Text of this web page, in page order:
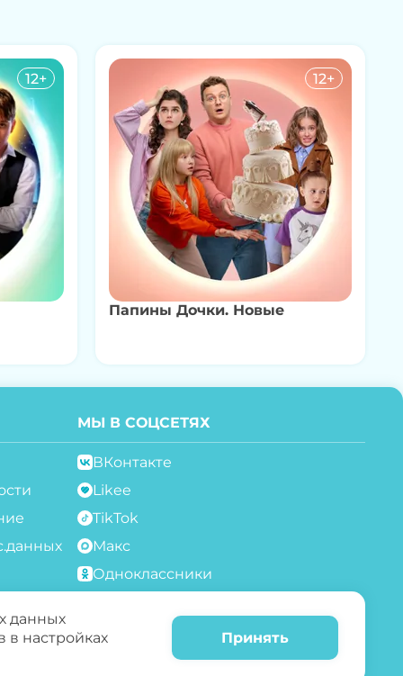
12+ 12+
Папины Дочки. Новые
МЫ В СОЦСЕТЯХ
ВКонтакте
Likee
TikTok
Макс
Одноклассники
данных
в настройках
Принять